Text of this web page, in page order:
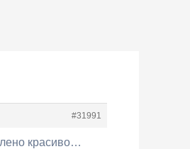
#31991
красиво…